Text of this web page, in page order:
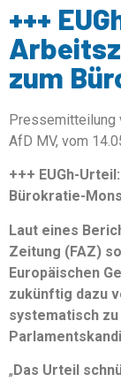
+++
zum
Pressemitteilung
AfD MV, vom
+++ EUGh-
Bürokratie-
Laut eines
Zeitung (FAZ)
Europäischen
zukünftig dazu
systematisch
„ Das Urteil